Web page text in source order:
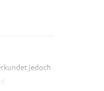
jedoch